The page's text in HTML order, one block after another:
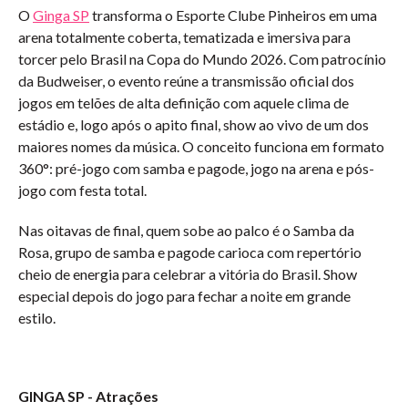
OGinga SP transforma o Esporte Clube Pinheiros em uma
arena totalmente coberta, tematizada e imersiva para
torcer pelo Brasil na Copa do Mundo 2026. Com patrocínio
da Budweiser, o evento reúne a transmissão oficial dos
jogos em telões de alta definição com aquele clima de
estádio e, logo após o apito final, show ao vivo de um dos
maiores nomes da música. O conceito funciona em formato
360°: pré-jogo com samba e pagode, jogo na arena e pós-
jogo com festa total.
Nas oitavas de final, quem sobe ao palco é o Samba da
Rosa, grupo de samba e pagode carioca com repertório
cheio de energia para celebrar a vitória do Brasil. Show
especial depois do jogo para fechar a noite em grande
estilo.
GINGA SP - Atrações